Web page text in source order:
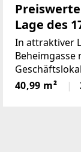
Lage des
vermietet
In attraktiver
Beheimgasse
umfasst
vermietete
40,99 m²